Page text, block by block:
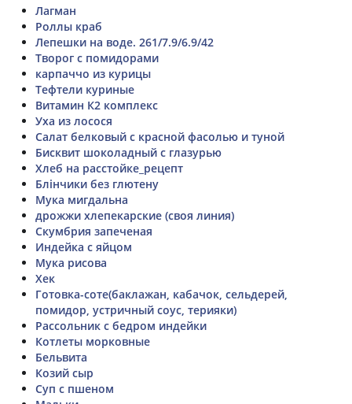
Лагман
Роллы краб
Лепешки на воде. 261/7.9/6.9/42
Творог с помидорами
карпаччо из курицы
Тефтели куриные
Витамин К2 комплекс
Уха из лосося
Салат белковый с красной фасолью и туной
Бисквит шоколадный с глазурью
Хлеб на расстойке_рецепт
Блінчики без глютену
Мука мигдальна
дрожжи хлепекарские (своя линия)
Скумбрия запеченая
Индейка с яйцом
Мука рисова
Хек
Готовка-соте(баклажан, кабачок, сельдерей,
помидор, устричный соус, терияки)
Рассольник с бедром индейки
Котлеты морковные
Бельвита
Козий сыр
Суп с пшеном